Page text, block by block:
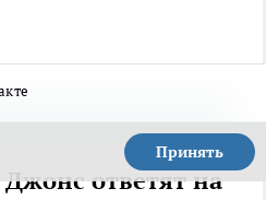
Принять
ответят на